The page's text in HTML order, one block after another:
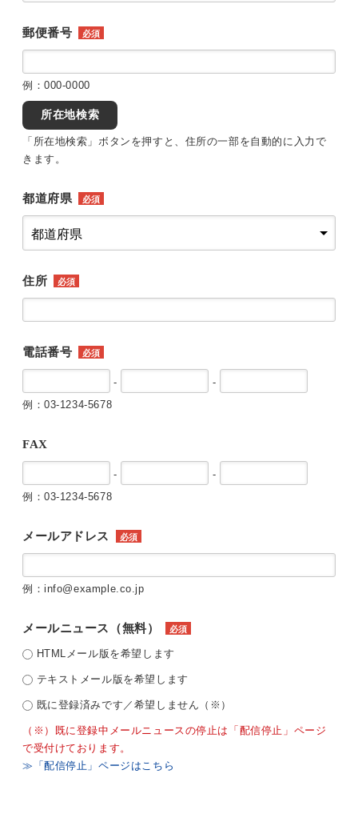
郵便番号 必須
例：000-0000
所在地検索
「所在地検索」ボタンを押すと、住所の一部を自動的に入力で
きます。
都道府県 必須
住所 必須
電話番号 必須
-
-
例：03-1234-5678
FAX
-
-
例：03-1234-5678
メールアドレス 必須
例：info@example.co.jp
メールニュース（無料） 必須
HTMLメール版を希望します
テキストメール版を希望します
既に登録済みです／希望しません（※）
（※）既に登録中メールニュースの停止は「配信停止」ページ
で受付けております。
≫「配信停止」ページはこちら